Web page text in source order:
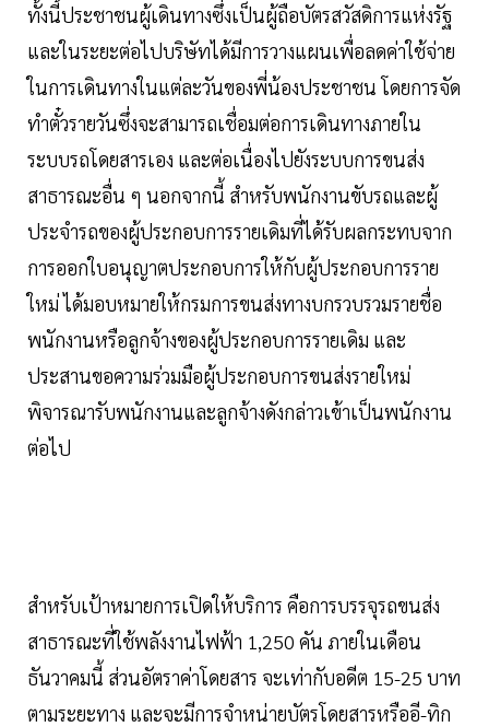
ทั้งนี้ประชาชนผู้เดินทางซึ่งเป็นผู้ถือบัตรสวัสดิการแห่งรัฐ
และในระยะต่อไปบริษัทได้มีการวางแผนเพื่อลดค่าใช้จ่าย
ในการเดินทางในแต่ละวันของพี่น้องประชาชน โดยการจัด
ทำตั๋วรายวันซึ่งจะสามารถเชื่อมต่อการเดินทางภายใน
ระบบรถโดยสารเอง และต่อเนื่องไปยังระบบการขนส่ง
สาธารณะอื่น ๆ นอกจากนี้ สำหรับพนักงานขับรถและผู้
ประจำรถของผู้ประกอบการรายเดิมที่ได้รับผลกระทบจาก
การออกใบอนุญาตประกอบการให้กับผู้ประกอบการราย
ใหม่ ได้มอบหมายให้กรมการขนส่งทางบกรวบรวมรายชื่อ
พนักงานหรือลูกจ้างของผู้ประกอบการรายเดิม และ
ประสานขอความร่วมมือผู้ประกอบการขนส่งรายใหม่
พิจารณารับพนักงานและลูกจ้างดังกล่าวเข้าเป็นพนักงาน
ต่อไป
สำหรับเป้าหมายการเปิดให้บริการ คือการบรรจุรถขนส่ง
สาธารณะที่ใช้พลังงานไฟฟ้า 1,250 คัน ภายในเดือน
ธันวาคมนี้ ส่วนอัตราค่าโดยสาร จะเท่ากับอดีต 15-25 บาท
ตามระยะทาง และจะมีการจำหน่ายบัตรโดยสารหรืออี-ทิก